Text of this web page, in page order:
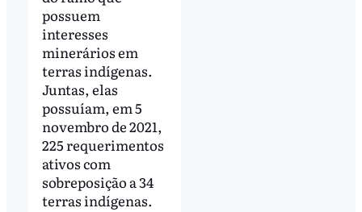
possuem
interesses
minerários em
terras indígenas.
Juntas, elas
possuíam, em 5
novembro de 2021,
225 requerimentos
ativos com
sobreposição a 34
terras indígenas.